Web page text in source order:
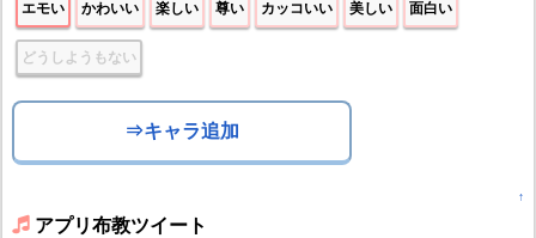
エモい かわいい 楽しい 尊い カッコいい 美しい 面白い
どうしようもない
⇒キャラ追加
↑
アプリ布教ツイート